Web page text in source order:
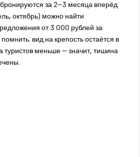
за 2–3 месяца вперёд.
октябрь) можно найти
от 3 000 рублей за
вид на крепость остаётся в
туристов меньше — значит, тишина